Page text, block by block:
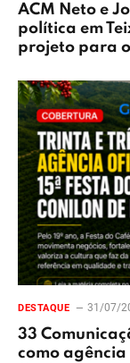
ACM Neto e
política em
projeto para
DESTAQUE 31/07/
33
como agência